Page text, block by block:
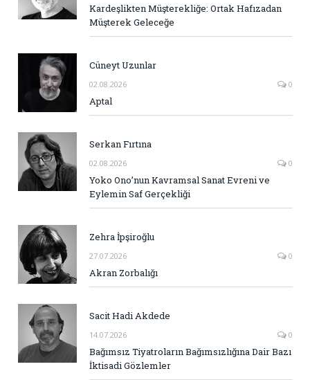
Kardeşlikten Müşterekliğe: Ortak Hafızadan
Müşterek Geleceğe
Cüneyt Uzunlar
02.08.2026 0
Aptal
Serkan Fırtına
02.08.2026 0
Yoko Ono’nun Kavramsal Sanat Evreni ve
Eylemin Saf Gerçekliği
Zehra İpşiroğlu
27.07.2026 0
Akran Zorbalığı
Sacit Hadi Akdede
14.07.2026 0
Bağımsız Tiyatroların Bağımsızlığına Dair Bazı
İktisadi Gözlemler